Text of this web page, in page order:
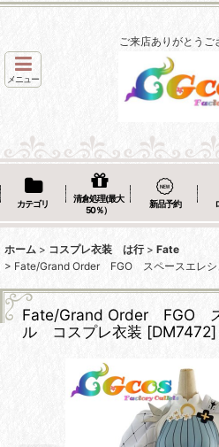
ご来店ありがとうご
メニュー
カテゴリ
清倉処理(最大
50％）
新品予約
ホーム > コスプレ衣装 は行 > Fate
> Fate/Grand Order FGO スペースエレ
Fate/Grand Order FGO
ル コスプレ衣装 [DM7472]